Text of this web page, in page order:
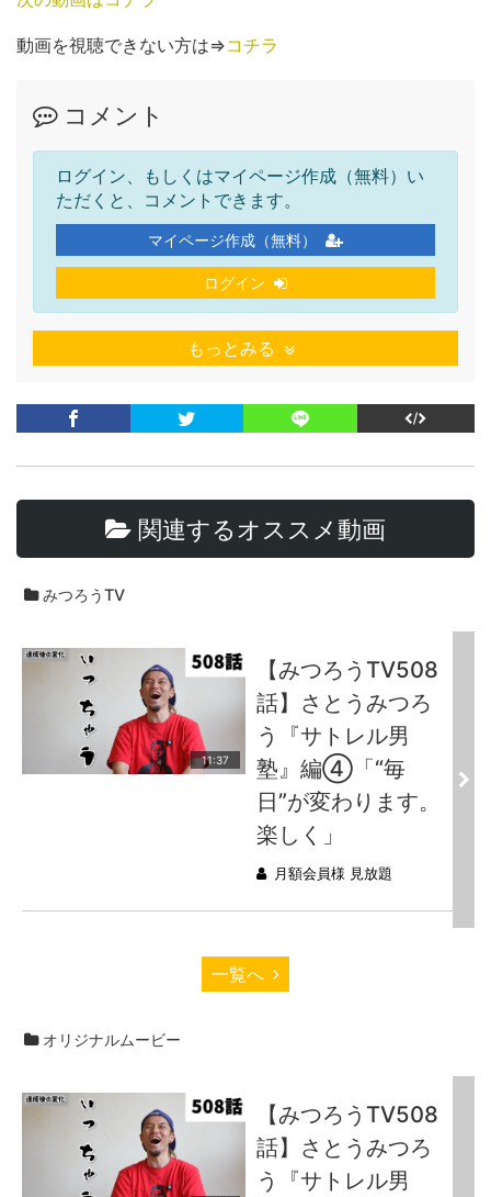
動画を視聴できない方は⇒コチラ
コメント
ログイン、もしくはマイページ作成（無料）い
ただくと、コメントできます。
マイページ作成（無料）
ログイン
もっとみる
関連するオススメ動画
みつろうTV
11:37
【みつろうTV508
話】さとうみつろ
う『サトレル男
塾』編④「“毎
日”が変わります。
楽しく」
月額会員様 見放題
一覧へ
オリジナルムービー
【みつろうTV508
話】さとうみつろ
う『サトレル男